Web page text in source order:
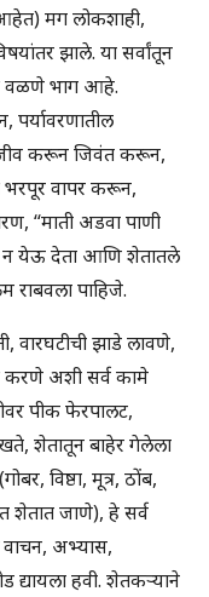
मग लोकशाही,
झाले. या सर्वांतून
वळणे भाग आहे.
पर्यावरणातील
करून जिवंत करून,
भरपूर वापर करून,
“माती अडवा पाणी
न येऊ देता आणि शेतातले
राबवला पाहिजे.
वारघटीची झाडे लावणे,
करणे अशी सर्व कामे
पीक फेरपालट,
खते, शेतातून बाहेर गेलेला
विष्ठा, मूत्र, ठोंब,
शेतात जाणे), हे सर्व
वाचन, अभ्यास,
द्यायला हवी. शेतकऱ्याने